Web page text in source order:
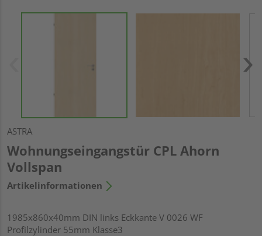
ASTRA
Wohnungseingangstür CPL Ahorn
Vollspan
Artikelinformationen
1985x860x40mm DIN links Eckkante V 0026 WF
Profilzylinder 55mm Klasse3